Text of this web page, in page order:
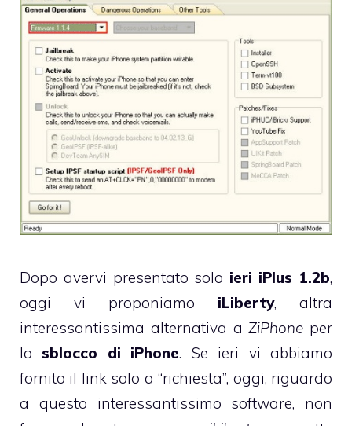
Dopo avervi presentato solo ieri iPlus 1.2b,
oggi vi proponiamo iLiberty, altra
interessantissima alternativa aZiPhone per
losblocco di iPhone. Se ieri vi abbiamo
fornito il link solo a “richiesta”, oggi, riguardo
a questo interessantissimo software, non